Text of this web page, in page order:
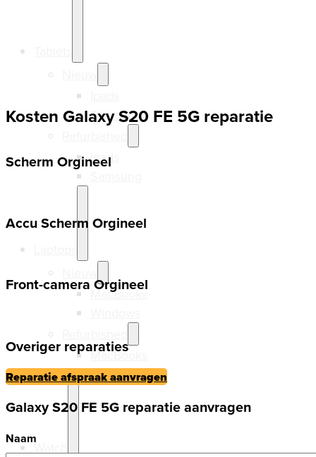
Samsung
Ipads
MacBooks
MacBooks
Windows
Watch
Kosten Galaxy S20 FE 5G reparatie
Scherm Orgineel
Accu Scherm Orgineel
Front-camera Orgineel
Overiger reparaties
Reparatie afspraak aanvragen
Galaxy S20 FE 5G reparatie aanvragen
Naam